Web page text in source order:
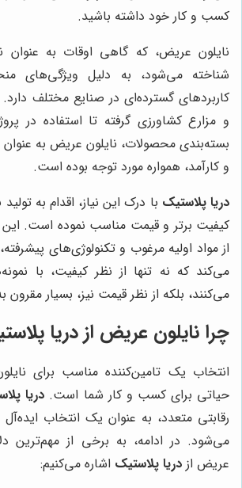
کسب و کار خود داشته باشید.
نایلون عریض، که گاهی اوقات به عنوان
شناخته می‌شود، به دلیل ویژگی‌های
کاربردهای گسترده‌ای در صنایع مختلف
و مزارع کشاورزی گرفته تا استفاده در
بسته‌بندی محصولات، نایلون عریض به
و کارآمد، همواره مورد توجه بوده است.
دریا پلاستیک با درک این نیاز، اقدام به
کیفیت برتر و قیمت مناسب نموده است. این
از مواد اولیه مرغوب و تکنولوژی‌های
می‌کند که نه تنها از نظر کیفیت، با
می‌کنند، بلکه از نظر قیمت نیز، بسیار
چرا نایلون عریض از دریا
انتخاب یک تامین‌کننده مناسب برای
حیاتی برای کسب و کار شما است. دریا
رقابتی متعدد، به عنوان یک انتخاب
می‌شود. در ادامه، به برخی از مهم‌ترین
عریض از دریا پلاستیک اشاره می‌کنیم: